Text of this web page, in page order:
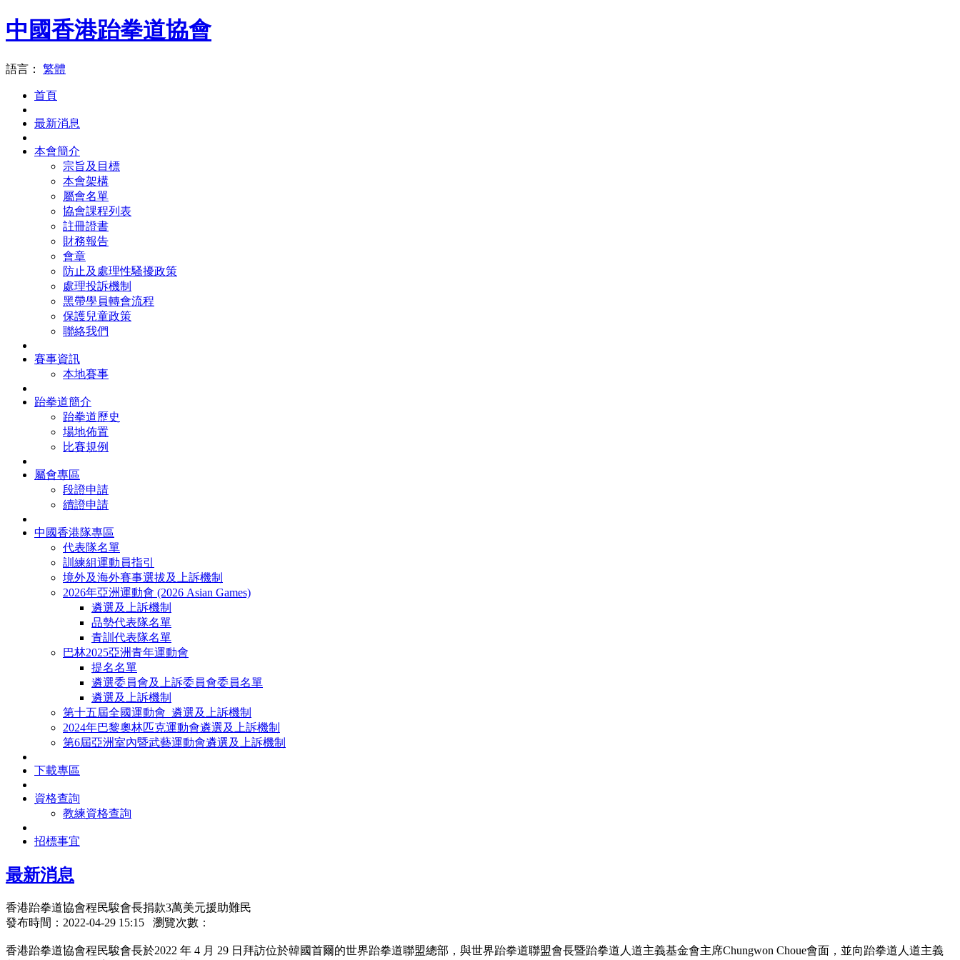
中國香港跆拳道協會
語言： 繁體
首頁
最新消息
本會簡介
宗旨及目標
本會架構
屬會名單
協會課程列表
註冊證書
財務報告
會章
防止及處理性騷擾政策
處理投訴機制
黑帶學員轉會流程
保護兒童政策
聯絡我們
賽事資訊
本地賽事
跆拳道簡介
跆拳道歷史
場地佈置
比賽規例
屬會專區
段證申請
續證申請
中國香港隊專區
代表隊名單
訓練組運動員指引
境外及海外賽事選拔及上訴機制
2026年亞洲運動會 (2026 Asian Games)
遴選及上訴機制
品勢代表隊名單
青訓代表隊名單
巴林2025亞洲青年運動會
提名名單
遴選委員會及上訴委員會委員名單
遴選及上訴機制
第十五屆全國運動會_遴選及上訴機制
2024年巴黎奧林匹克運動會遴選及上訴機制
第6屆亞洲室內暨武藝運動會遴選及上訴機制
下載專區
資格查詢
教練資格查詢
招標事宜
最新消息
香港跆拳道協會程民駿會長捐款3萬美元援助難民
發布時間：2022-04-29 15:15 瀏覽次數：
香港跆拳道協會程民駿會長於2022 年 4 月 29 日拜訪位於韓國首爾的世界跆拳道聯盟總部，與世界跆拳道聯盟會長暨跆拳道人道主義基金會主席Chungwon Choue會面，並向跆拳道人道主義